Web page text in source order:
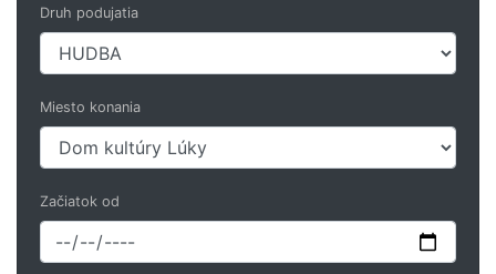
Druh podujatia
Miesto konania
Začiatok od